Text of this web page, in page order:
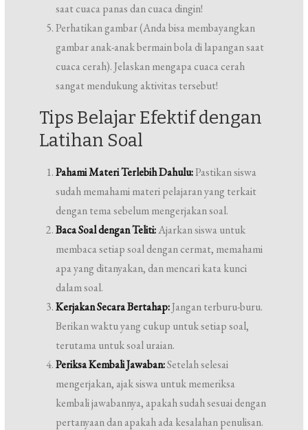
saat cuaca panas dan cuaca dingin!
Perhatikan gambar (Anda bisa membayangkan
gambar anak-anak bermain bola di lapangan saat
cuaca cerah). Jelaskan mengapa cuaca cerah
sangat mendukung aktivitas tersebut!
Tips Belajar Efektif dengan
Latihan Soal
Pahami Materi Terlebih Dahulu:Pastikan siswa
sudah memahami materi pelajaran yang terkait
dengan tema sebelum mengerjakan soal.
Baca Soal dengan Teliti:Ajarkan siswa untuk
membaca setiap soal dengan cermat, memahami
apa yang ditanyakan, dan mencari kata kunci
dalam soal.
Kerjakan Secara Bertahap:Jangan terburu-buru.
Berikan waktu yang cukup untuk setiap soal,
terutama untuk soal uraian.
Periksa Kembali Jawaban:Setelah selesai
mengerjakan, ajak siswa untuk memeriksa
kembali jawabannya, apakah sudah sesuai dengan
pertanyaan dan apakah ada kesalahan penulisan.